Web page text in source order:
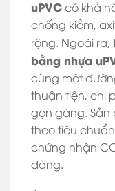
uPVCcó khả
chống kiềm,
rộng. Ngoài ra,
bằng nhựa
cùng một
thuận tiện, chi
gọn gàng. Sản
theo tiêu
chứng nhận
dàng.